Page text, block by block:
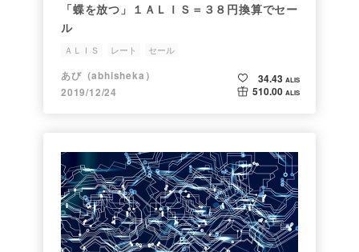
「蝶を放つ」１ＡＬＩＳ＝３８円換算でセー
ル
ＡＬＩＳ レート セール
あび（abhisheka）
2019/12/24
34.43 ALIS
510.00 ALIS